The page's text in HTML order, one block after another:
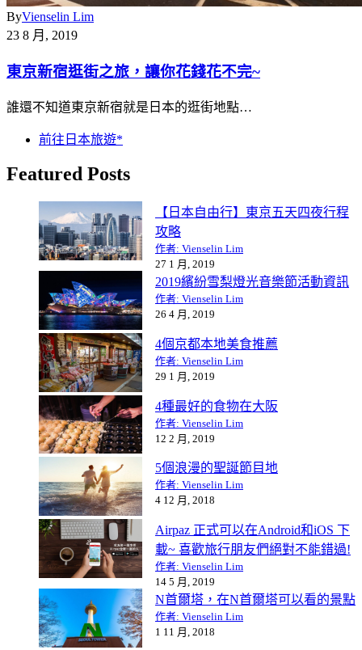
ByVienselin Lim
23 8 月, 2019
東京新宿逛街之旅，讓你花錢花不完~
誰還不知道東京新宿就是日本的逛街地點…
前往日本旅遊*
Featured Posts
【日本自由行】東京五天四夜行程
攻略
作者: Vienselin Lim
27 1 月, 2019
2019繽紛雪梨燈光音樂節活動資訊
作者: Vienselin Lim
26 4 月, 2019
4個京都本地美食推薦
作者: Vienselin Lim
29 1 月, 2019
4種最好的食物在大阪
作者: Vienselin Lim
12 2 月, 2019
5個浪漫的聖誕節目地
作者: Vienselin Lim
4 12 月, 2018
Airpaz 正式可以在Android和iOS 下
載~ 喜歡旅行朋友們絕對不能錯過!
作者: Vienselin Lim
14 5 月, 2019
N首爾塔，在N首爾塔可以看的景點
作者: Vienselin Lim
1 11 月, 2018